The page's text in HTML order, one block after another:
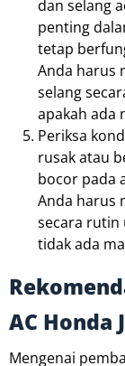
dan selang
penting
tetap
Anda harus
selang
apakah ada
Periksa
rusak atau
bocor pada
Anda harus
secara rutin
tidak ada
AC Honda
Mengenai